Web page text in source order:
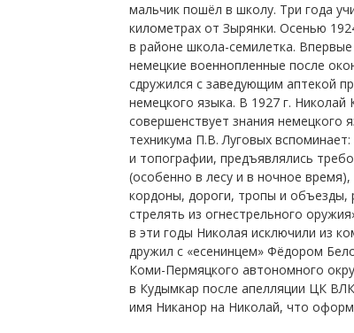
мальчик пошёл в школу. Три года
километрах от Зырянки. Осенью
в районе школа-семилетка.
немецкие военнопленные после
сдружился с заведующим аптекой
немецкого языка. В 1927 г. Николай
совершенствует знания
техникума П.В. Луговых
и топографии, предъявлялись
(особенно в лесу и в ночное
кордоны, дороги, тропы и объезды,
стрелять из огнестрельного
в эти годы Николая исключили из
дружил с «есенинцем» Фёдором
Коми-Пермяцкого автономного
в Кудымкар после апелляции ЦК
имя Никанор на Николай, что